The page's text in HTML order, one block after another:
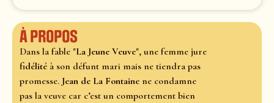
À propos
Dans la fable "La Jeune Veuve", une femme jure
fidélité à son défunt mari mais ne tiendra pas
promesse. Jean de La Fontaine ne condamne
pas la veuve car c’est un comportement bien